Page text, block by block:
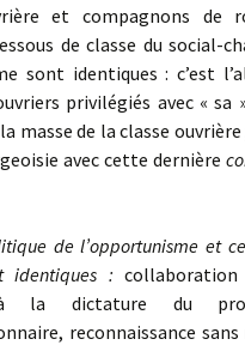
et compagnons de
de classe du social-
sont identiques : c’est
privilégiés avec « sa
la masse de la classe
avec cette dernière
de l’opportunisme et
identiques : collaboration
à la dictature du
reconnaissance sans